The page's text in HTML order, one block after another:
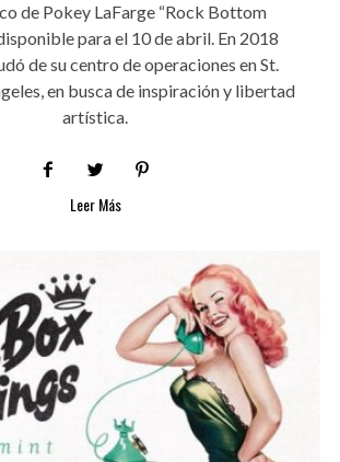
de Pokey LaFarge “Rock Bottom
para el 10 de abril. En 2018
de su centro de operaciones en St.
en busca de inspiración y libertad
artística.
Leer Más